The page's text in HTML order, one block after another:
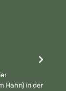
Hahn) in der